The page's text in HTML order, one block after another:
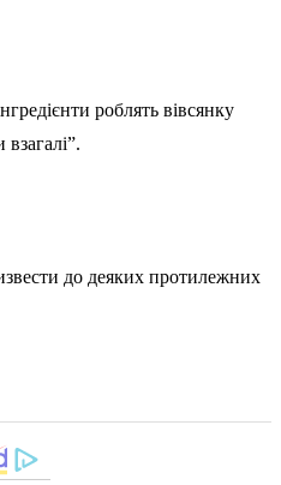
роблять вівсянку
до деяких протилежних